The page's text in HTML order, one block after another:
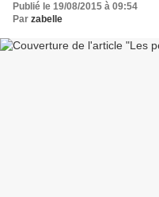
Publié le 19/08/2015 à 09:54
Par zabelle